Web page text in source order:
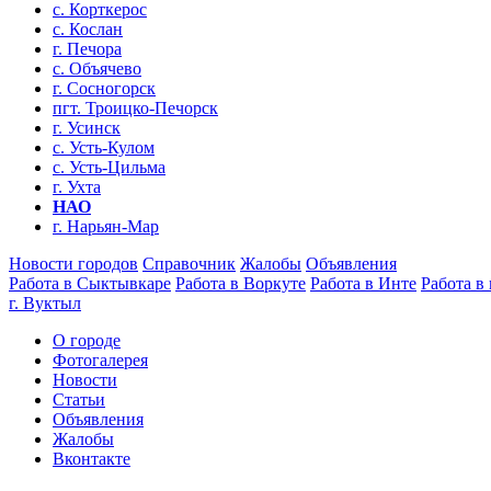
с. Корткерос
с. Кослан
г. Печора
с. Объячево
г. Сосногорск
пгт. Троицко-Печорск
г. Усинск
с. Усть-Кулом
с. Усть-Цильма
г. Ухта
НАО
г. Нарьян-Мар
Новости городов Справочник Жалобы Объявления
Работа в Сыктывкаре Работа в Воркуте Работа в Инте Работа в
г. Вуктыл
О городе
Фотогалерея
Новости
Статьи
Объявления
Жалобы
Вконтакте